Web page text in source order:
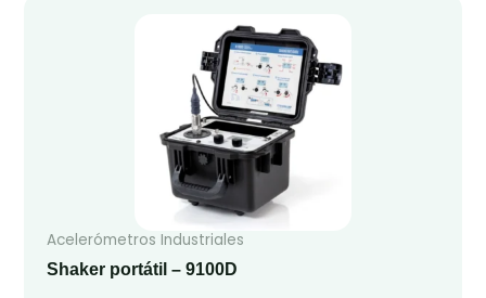
Acelerómetros Industriales
Shaker portátil – 9100D